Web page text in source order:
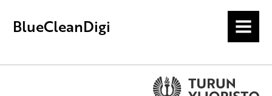
BlueCleanDigi MENU